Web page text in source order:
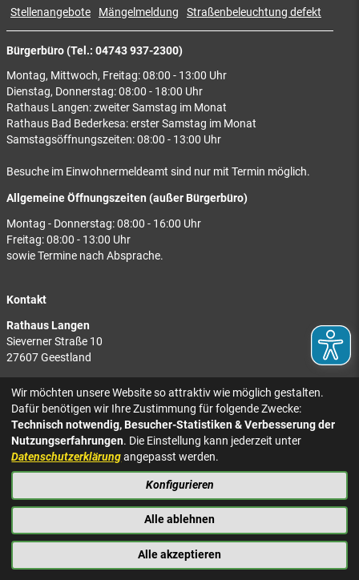
Bürgerbüro (Tel.: 04743 937-2300)
Montag, Mittwoch, Freitag: 08:00 - 13:00 Uhr
Dienstag, Donnerstag: 08:00 - 18:00 Uhr
Rathaus Langen: zweiter Samstag im Monat
Rathaus Bad Bederkesa: erster Samstag im Monat
Samstagsöffnungszeiten: 08:00 - 13:00 Uhr
Besuche im Einwohnermeldeamt sind nur mit Termin möglich.
Allgemeine Öffnungszeiten (außer Bürgerbüro)
Montag - Donnerstag: 08:00 - 16:00 Uhr
Freitag: 08:00 - 13:00 Uhr
sowie Termine nach Absprache.
Kontakt
Rathaus Langen
Sieverner Straße 10
27607 Geestland
Rathaus Bad Bederkesa
Am Markt 8
27624 Geestland
Tel.: 04743 937-2300
Stellenangebote
Mängelmeldung Straßenbeleuchtung defekt
KONTAKT
IMPRESSUM
BARRIEREFREIHEIT
NACH OBEN
Wir möchten unsere Website so attraktiv wie möglich gestalten.
Dafür benötigen wir Ihre Zustimmung für folgende Zwecke:
Technisch notwendig, Besucher-Statistiken & Verbesserung der
Nutzungserfahrungen. Die Einstellung kann jederzeit unter
Datenschutzerklärungangepasst werden.
Konfigurieren
Alle ablehnen
Alle akzeptieren